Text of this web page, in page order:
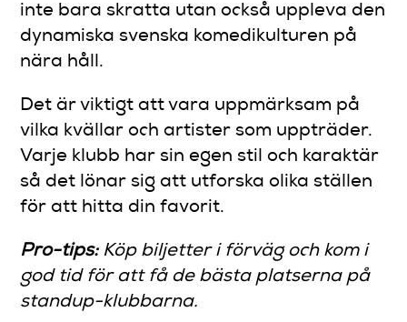
inte bara skratta utan också uppleva den
dynamiska svenska komedikulturen på
nära håll.
Det är viktigt att vara uppmärksam på
vilka kvällar och artister som uppträder.
Varje klubb har sin egen stil och karaktär
så det lönar sig att utforska olika ställen
för att hitta din favorit.
Pro-tips: Köp biljetter i förväg och kom i
god tid för att få de bästa platserna på
standup-klubbarna.